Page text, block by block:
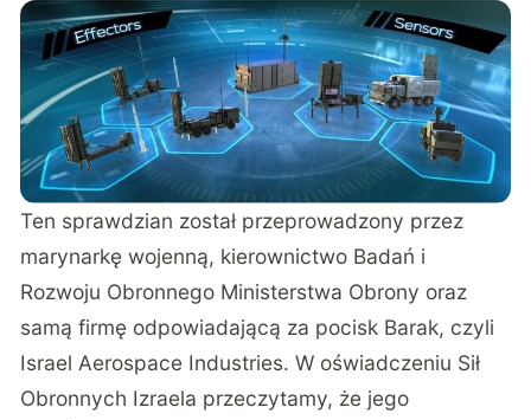
Ten sprawdzian został przeprowadzony przez
marynarkę wojenną, kierownictwo Badań i
Rozwoju Obronnego Ministerstwa Obrony oraz
samą firmę odpowiadającą za pocisk Barak, czyli
Israel Aerospace Industries. W oświadczeniu Sił
Obronnych Izraela przeczytamy, że jego